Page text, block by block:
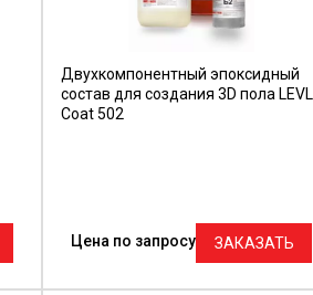
Двухкомпонентный эпоксидный
состав для создания 3D пола LEVL
Coat 502
Цена по запросу ЗАКАЗАТЬ